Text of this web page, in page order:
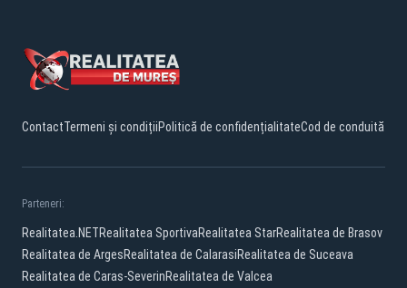
ContactTermeni și condițiiPolitică de confidențialitateCod de conduită
Parteneri:
Realitatea.NETRealitatea SportivaRealitatea StarRealitatea de Brasov
Realitatea de ArgesRealitatea de CalarasiRealitatea de Suceava
Realitatea de Caras-SeverinRealitatea de Valcea